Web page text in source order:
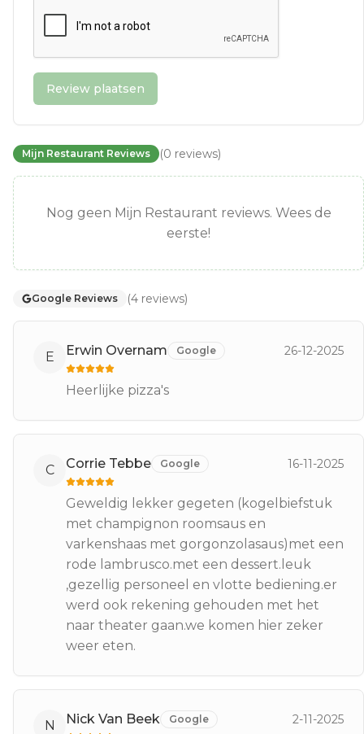
Review plaatsen
Mijn Restaurant Reviews (0 reviews)
Nog geen Mijn Restaurant reviews. Wees de
eerste!
Google Reviews (4 reviews)
E Erwin Overnam Google 26-12-2025
Heerlijke pizza's
C Corrie Tebbe Google 16-11-2025
Geweldig lekker gegeten (kogelbiefstuk
met champignon roomsaus en
varkenshaas met gorgonzolasaus)met een
rode lambrusco.met een dessert.leuk
,gezellig personeel en vlotte bediening.er
werd ook rekening gehouden met het
naar theater gaan.we komen hier zeker
weer eten.
N Nick Van Beek Google 2-11-2025